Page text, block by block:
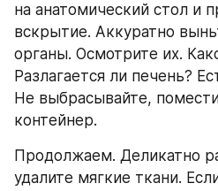
на анатомический стол и
вскрытие. Аккуратно
органы. Осмотрите их.
Разлагается ли печень?
Не выбрасывайте,
контейнер.
Продолжаем. Деликатно
удалите мягкие ткани.